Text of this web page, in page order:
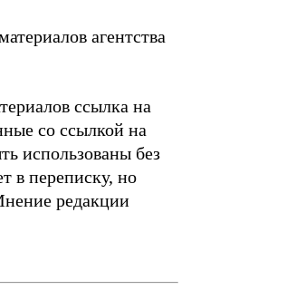
агентства
ссылка на
со ссылкой на
использованы без
в переписку, но
редакции